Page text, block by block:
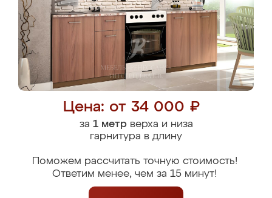
Цена: от 34 000 ₽
за 1 метрверха и низа
гарнитура в длину
Поможем рассчитать точную стоимость!
Ответим менее, чем за 15 минут!